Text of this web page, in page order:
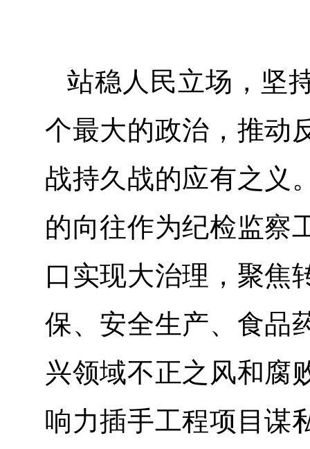
站稳人民立场，坚
个最大的政治，推动
战持久战的应有之义
的向往作为纪检监察
口实现大治理，聚焦
保、安全生产、食品
兴领域不正之风和腐
响力插手工程项目谋